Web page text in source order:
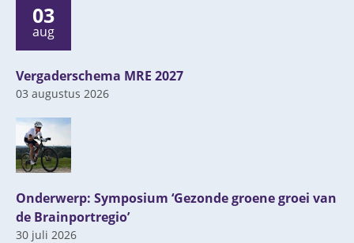
03
aug
Vergaderschema MRE 2027
03 augustus 2026
Onderwerp: Symposium ‘Gezonde groene groei van
de Brainportregio’
30 juli 2026